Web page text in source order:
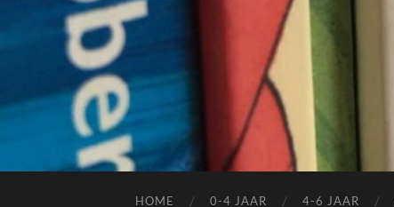
HOME 0-4 JAAR 4-6 JAAR